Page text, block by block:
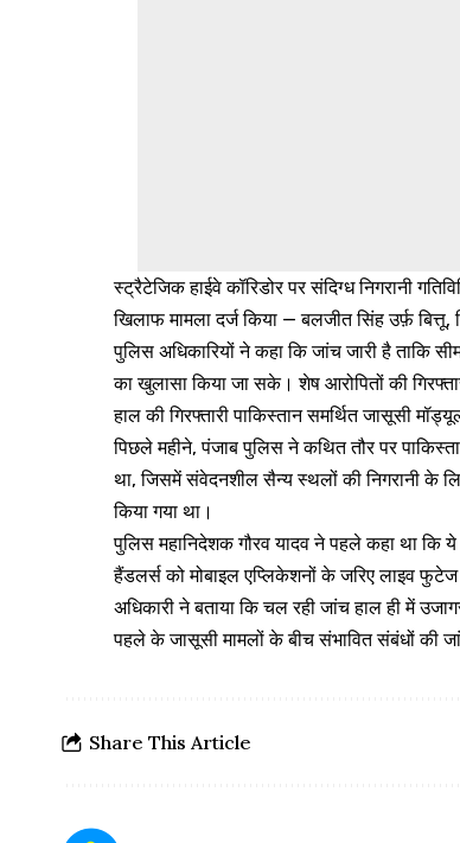
स्ट्रैटेजिक हाईवे कॉरिडोर पर संदिग्ध निगरानी
खिलाफ मामला दर्ज किया — बलजीत सिंह उर्फ़
पुलिस अधिकारियों ने कहा कि जांच जारी है ताकि
का खुलासा किया जा सके। शेष आरोपितों की
हाल की गिरफ्तारी पाकिस्तान समर्थित जासूसी
पिछले महीने, पंजाब पुलिस ने कथित तौर पर
था, जिसमें संवेदनशील सैन्य स्थलों की निगरानी के
किया गया था।
पुलिस महानिदेशक गौरव यादव ने पहले कहा था कि
हैंडलर्स को मोबाइल एप्लिकेशनों के जरिए लाइव
अधिकारी ने बताया कि चल रही जांच हाल ही में
पहले के जासूसी मामलों के बीच संभावित संबंधों की
Share This Article